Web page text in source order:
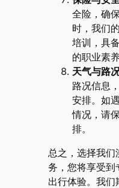
全险，确
时，我们
培训，具
的职业素养
天气与路
路况信息
安排。如
情况，请
排。
总之，选择我们
务，您将享受到
出行体验。我